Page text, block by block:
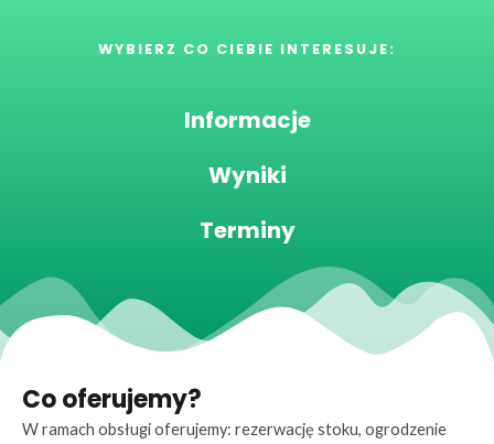
WYBIERZ CO CIEBIE INTERESUJE:
Informacje
Wyniki
Terminy
Co oferujemy?
W ramach obsługi oferujemy: rezerwację stoku, ogrodzenie